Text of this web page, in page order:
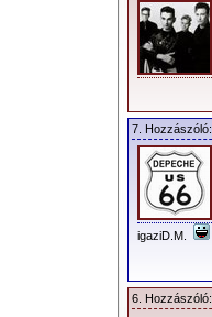
7. Hozzászóló:
igaziD.M.
6. Hozzászóló: